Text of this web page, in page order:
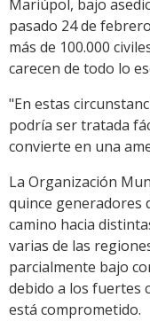
Mariúpol, bajo
pasado 24 de
más de 100.000
carecen de todo lo
"En estas
podría ser tratada
convierte en una
La Organización
quince generadores
camino hacia
varias de las
parcialmente bajo
debido a los fuertes
está comprometido.